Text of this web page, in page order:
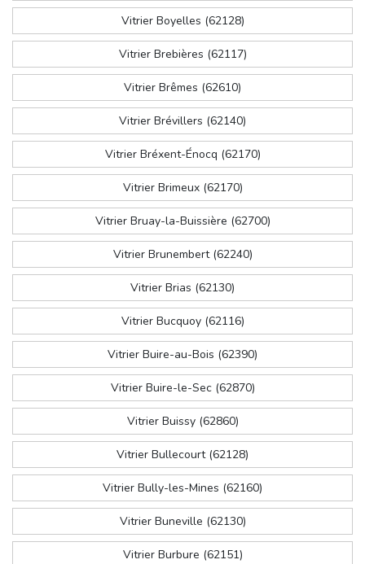
Vitrier Boyelles (62128)
Vitrier Brebières (62117)
Vitrier Brêmes (62610)
Vitrier Brévillers (62140)
Vitrier Bréxent-Énocq (62170)
Vitrier Brimeux (62170)
Vitrier Bruay-la-Buissière (62700)
Vitrier Brunembert (62240)
Vitrier Brias (62130)
Vitrier Bucquoy (62116)
Vitrier Buire-au-Bois (62390)
Vitrier Buire-le-Sec (62870)
Vitrier Buissy (62860)
Vitrier Bullecourt (62128)
Vitrier Bully-les-Mines (62160)
Vitrier Buneville (62130)
Vitrier Burbure (62151)